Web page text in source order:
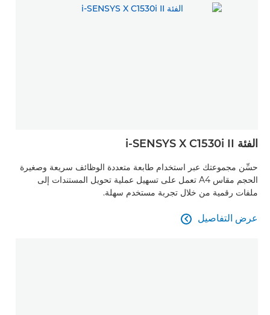
الفئة i-SENSYS X C1530i II
حسِّن مجموعتك عبر استخدام طابعة متعددة الوظائف سريعة وصغيرة
الحجم مقاس A4 تعمل على تسهيل عملية تحويل المستندات إلى
ملفات رقمية من خلال تجربة مستخدم سهلة.
عرض التفاصيل
عرض التفاصيل
